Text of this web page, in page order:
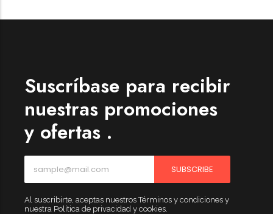
Suscríbase para recibir
nuestras promociones
y ofertas .
SUBSCRIBE
Al suscribirte, aceptas nuestros Términos y condiciones y
nuestra Política de privacidad y cookies.